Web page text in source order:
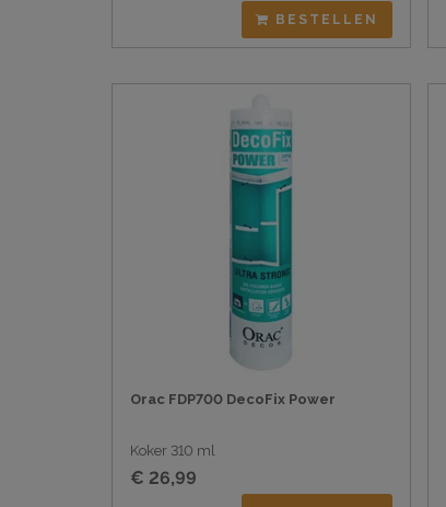
BESTELLEN
Orac FDP700 DecoFix Power
Koker 310 ml
€ 26,99